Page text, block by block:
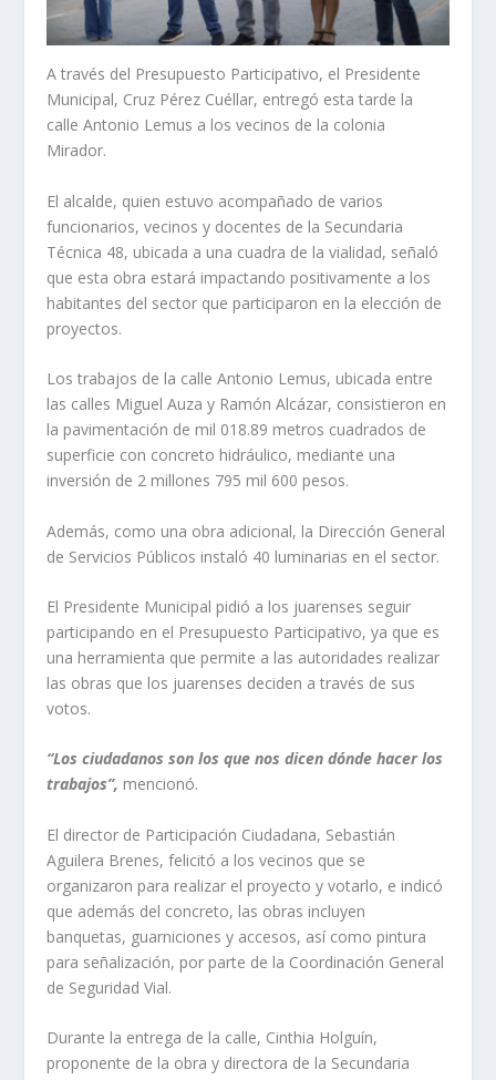
A través del Presupuesto Participativo, el Presidente
Municipal, Cruz Pérez Cuéllar, entregó esta tarde la
calle Antonio Lemus a los vecinos de la colonia
Mirador.
El alcalde, quien estuvo acompañado de varios
funcionarios, vecinos y docentes de la Secundaria
Técnica 48, ubicada a una cuadra de la vialidad, señaló
que esta obra estará impactando positivamente a los
habitantes del sector que participaron en la elección de
proyectos.
Los trabajos de la calle Antonio Lemus, ubicada entre
las calles Miguel Auza y Ramón Alcázar, consistieron en
la pavimentación de mil 018.89 metros cuadrados de
superficie con concreto hidráulico, mediante una
inversión de 2 millones 795 mil 600 pesos.
Además, como una obra adicional, la Dirección General
de Servicios Públicos instaló 40 luminarias en el sector.
El Presidente Municipal pidió a los juarenses seguir
participando en el Presupuesto Participativo, ya que es
una herramienta que permite a las autoridades realizar
las obras que los juarenses deciden a través de sus
votos.
“Los ciudadanos son los que nos dicen dónde hacer los
trabajos”, mencionó.
El director de Participación Ciudadana, Sebastián
Aguilera Brenes, felicitó a los vecinos que se
organizaron para realizar el proyecto y votarlo, e indicó
que además del concreto, las obras incluyen
banquetas, guarniciones y accesos, así como pintura
para señalización, por parte de la Coordinación General
de Seguridad Vial.
Durante la entrega de la calle, Cinthia Holguín,
proponente de la obra y directora de la Secundaria